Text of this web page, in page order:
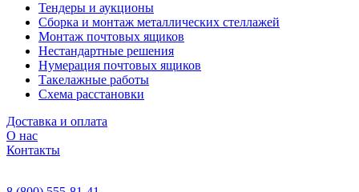
Тендеры и аукционы
Сборка и монтаж металлических стеллажей
Монтаж почтовых ящиков
Нестандартные решения
Нумерация почтовых ящиков
Такелажные работы
Схема расстановки
Доставка и оплата
О нас
Контакты